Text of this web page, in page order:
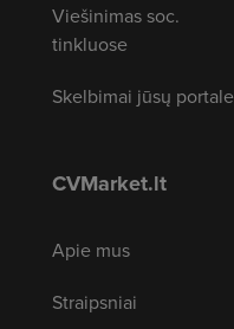
Viešinimas soc.
tinkluose
Skelbimai jūsų portale
CVMarket.lt
Apie mus
Straipsniai